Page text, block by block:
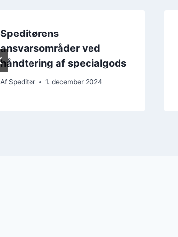
Speditørens
ansvarsområder ved
håndtering af specialgods
Af Speditør 1. december 2024